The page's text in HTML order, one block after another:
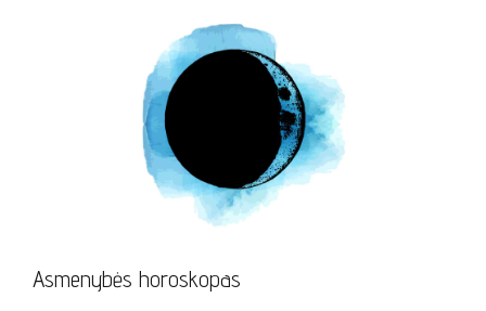
Asmenybės horoskopas